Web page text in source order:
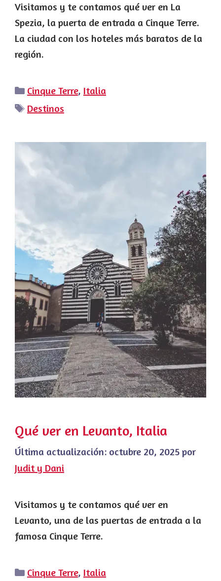
Visitamos y te contamos qué ver en La
Spezia, la puerta de entrada a Cinque Terre.
La ciudad con los hoteles más baratos de la
región.
Categorías
Cinque Terre, Italia
Etiquetas
Destinos
Qué ver en Levanto, Italia
Última actualización: octubre 20, 2025 por
Judit y Dani
Visitamos y te contamos qué ver en
Levanto, una de las puertas de entrada a la
famosa Cinque Terre.
Categorías
Cinque Terre, Italia